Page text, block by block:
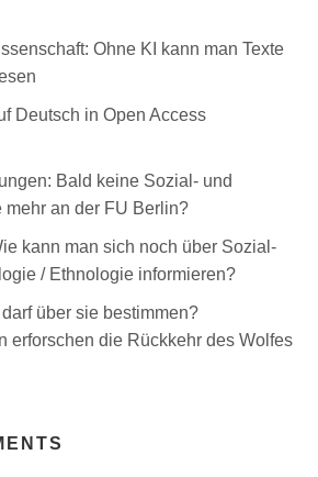
Ohne KI kann man Texte
Deutsch in Open Access
Bald keine Sozial- und
mehr an der FU Berlin?
kann man sich noch über Sozial-
/ Ethnologie informieren?
über sie bestimmen?
erforschen die Rückkehr des Wolfes